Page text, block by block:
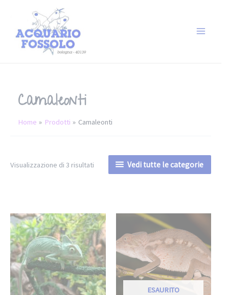
Camaleonti
Home Prodotti Camaleonti
Visualizzazione di 3 risultati Vedi tutte le categorie
ESAURITO